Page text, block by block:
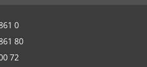
0
80
72